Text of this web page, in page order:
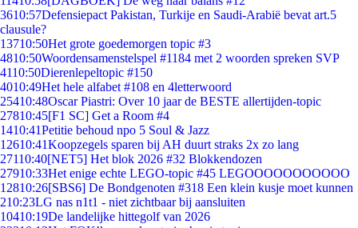
3610:57Defensiepact Pakistan, Turkije en Saudi-Arabië bevat art.5
clausule?
13710:50Het grote goedemorgen topic #3
4810:50Woordensamenstelspel #1184 met 2 woorden spreken SVP
4110:50Dierenlepeltopic #150
4010:49Het hele alfabet #108 en 4letterwoord
25410:48Oscar Piastri: Over 10 jaar de BESTE allertijden-topic
27810:45[F1 SC] Get a Room #4
1410:41Petitie behoud npo 5 Soul & Jazz
12610:41Koopzegels sparen bij AH duurt straks 2x zo lang
27110:40[NET5] Het blok 2026 #32 Blokkendozen
27910:33Het enige echte LEGO-topic #45 LEGOOOOOOOOOOO
12810:26[SBS6] De Bondgenoten #318 Een klein kusje moet kunnen
210:23LG nas n1t1 - niet zichtbaar bij aansluiten
10410:19De landelijke hittegolf van 2026